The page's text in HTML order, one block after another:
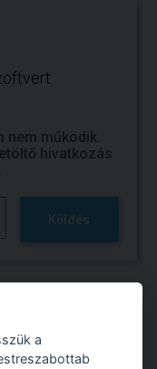
működik.
hivatkozás
Küldés
való munkát
a